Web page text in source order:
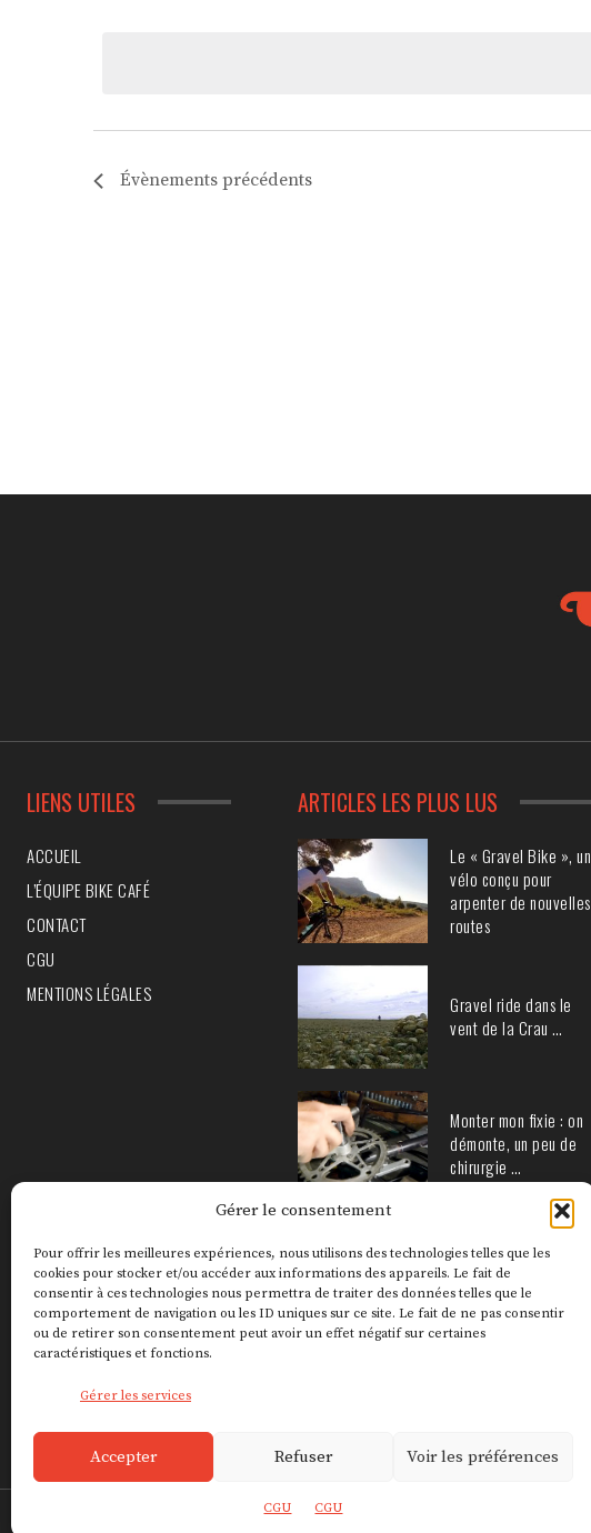
Gérer le consentement
Pour offrir les meilleures expériences, nous utilisons des technologies telles que les
cookies pour stocker et/ou accéder aux informations des appareils. Le fait de
consentir à ces technologies nous permettra de traiter des données telles que le
comportement de navigation ou les ID uniques sur ce site. Le fait de ne pas consentir
ou de retirer son consentement peut avoir un effet négatif sur certaines
caractéristiques et fonctions.
Gérer les services
Accepter Refuser Voir les préférences
CGU CGU
Évènements précédents
LIENS UTILES
ACCUEIL
L’ÉQUIPE BIKE CAFÉ
CONTACT
CGU
MENTIONS LÉGALES
ARTICLES LES PLUS LUS
Le « Gravel Bike », un
vélo conçu pour
arpenter de nouvelles
routes
Gravel ride dans le
vent de la Crau …
Monter mon fixie : on
démonte, un peu de
chirurgie …